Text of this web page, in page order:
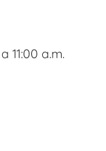
11:00 a.m.